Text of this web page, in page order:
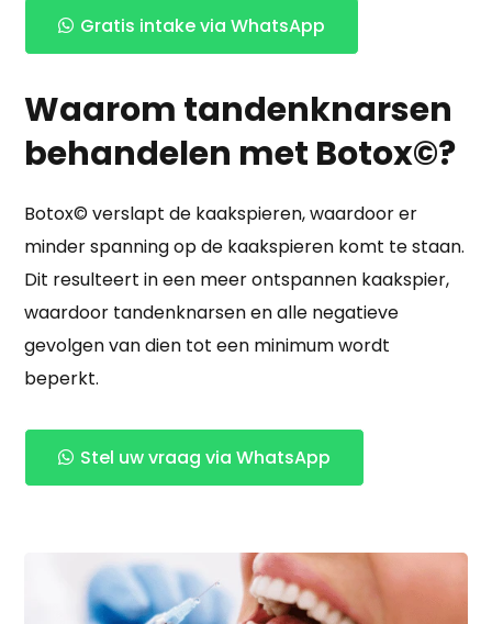
Gratis intake via WhatsApp
Waarom tandenknarsen
behandelen met Botox©?
Botox© verslapt de kaakspieren, waardoor er
minder spanning op de kaakspieren komt te staan.
Dit resulteert in een meer ontspannen kaakspier,
waardoor tandenknarsen en alle negatieve
gevolgen van dien tot een minimum wordt
beperkt.
Stel uw vraag via WhatsApp